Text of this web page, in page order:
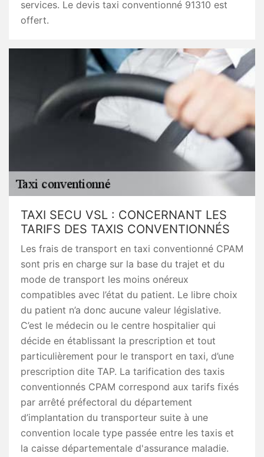
services. Le devis taxi conventionné 91310 est
offert.
TAXI SECU VSL : CONCERNANT LES
TARIFS DES TAXIS CONVENTIONNÉS
Les frais de transport en taxi conventionné CPAM
sont pris en charge sur la base du trajet et du
mode de transport les moins onéreux
compatibles avec l’état du patient. Le libre choix
du patient n’a donc aucune valeur législative.
C’est le médecin ou le centre hospitalier qui
décide en établissant la prescription et tout
particulièrement pour le transport en taxi, d’une
prescription dite TAP. La tarification des taxis
conventionnés CPAM correspond aux tarifs fixés
par arrêté préfectoral du département
d’implantation du transporteur suite à une
convention locale type passée entre les taxis et
la caisse départementale d'assurance maladie.